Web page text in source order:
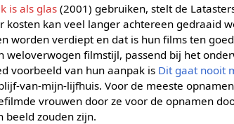
is als glas (2001) gebruiken, stelt de
kan veel langer achtereen gedraaid
worden verdiept en dat is hun films ten
weloverwogen filmstijl, passend bij het
voorbeeld van hun aanpak is Dit gaat nooit
van-mijn-lijfhuis. Voor de meeste
vrouwen door ze voor de opnamen
beeld zouden zijn.